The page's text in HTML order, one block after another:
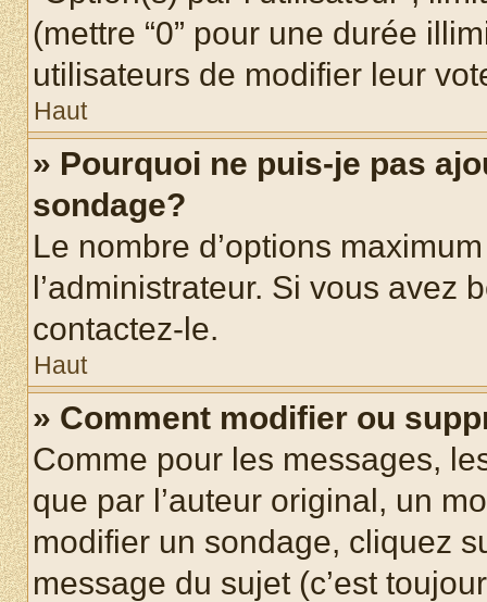
(mettre “0” pour une durée
utilisateurs de modifier leur
Haut
» Pourquoi ne puis-je pas
sondage?
Le nombre d’options
l’administrateur. Si vous avez
contactez-le.
Haut
» Comment modifier ou
Comme pour les messages,
que par l’auteur original, un
modifier un sondage, cliquez
message du sujet (c’est